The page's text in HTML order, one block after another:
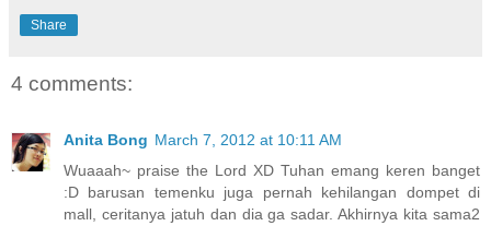
Share
4 comments:
Anita Bong March 7, 2012 at 10:11 AM
Wuaaah~ praise the Lord XD Tuhan emang keren banget
:D barusan temenku juga pernah kehilangan dompet di
mall, ceritanya jatuh dan dia ga sadar. Akhirnya kita sama2